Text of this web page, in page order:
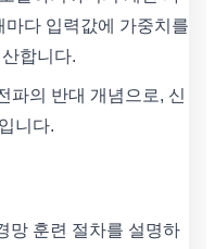
다 입력값에 가중치를
합니다.
파의 반대 개념으로, 신
니다.
망 훈련 절차를 설명하